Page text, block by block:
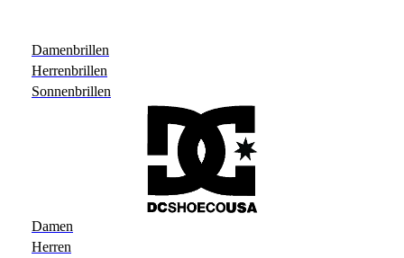
Damenbrillen
Herrenbrillen
Sonnenbrillen
Damen
Herren